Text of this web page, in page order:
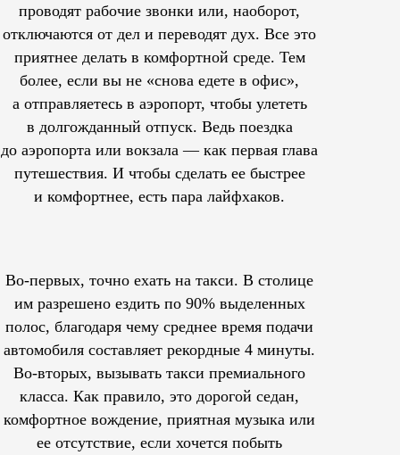
проводят рабочие звонки или, наоборот,
отключаются от дел и переводят дух. Все это
приятнее делать в комфортной среде. Тем
более, если вы не «снова едете в офис»,
а отправляетесь в аэропорт, чтобы улететь
в долгожданный отпуск. Ведь поездка
до аэропорта или вокзала — как первая глава
путешествия. И чтобы сделать ее быстрее
и комфортнее, есть пара лайфхаков.
Во-первых, точно ехать на такси. В столице
им разрешеноездить по 90% выделенных
полос, благодаря чему среднее время подачи
автомобиля составляет рекордные 4 минуты.
Во-вторых, вызывать такси премиального
класса. Как правило, это дорогой седан,
комфортное вождение, приятная музыка или
ее отсутствие, если хочется побыть